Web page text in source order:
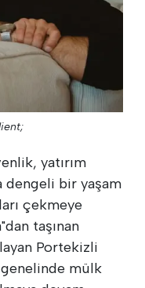
yatırım
dengeli bir yaşam
çekmeye
taşınan
Portekizli
mülk